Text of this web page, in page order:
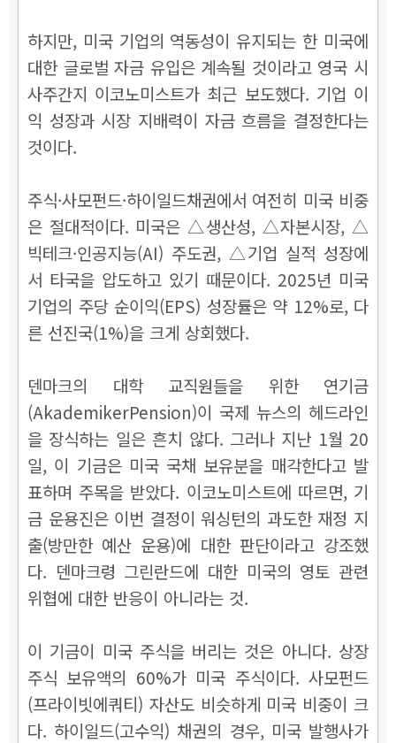
하지만, 미국 기업의 역동성이 유지되는 한 미국에
대한 글로벌 자금 유입은 계속될 것이라고 영국 시
사주간지 이코노미스트가 최근 보도했다. 기업 이
익 성장과 시장 지배력이 자금 흐름을 결정한다는
것이다.
주식·사모펀드·하이일드채권에서 여전히 미국 비중
은 절대적이다. 미국은 △생산성, △자본시장, △
빅테크·인공지능(AI) 주도권, △기업 실적 성장에
서 타국을 압도하고 있기 때문이다. 2025년 미국
기업의 주당 순이익(EPS) 성장률은 약 12%로, 다
른 선진국(1%)을 크게 상회했다.
덴마크의 대학 교직원들을 위한 연기금
(AkademikerPension)이 국제 뉴스의 헤드라인
을 장식하는 일은 흔치 않다. 그러나 지난 1월 20
일, 이 기금은 미국 국채 보유분을 매각한다고 발
표하며 주목을 받았다. 이코노미스트에 따르면, 기
금 운용진은 이번 결정이 워싱턴의 과도한 재정 지
출(방만한 예산 운용)에 대한 판단이라고 강조했
다. 덴마크령 그린란드에 대한 미국의 영토 관련
위협에 대한 반응이 아니라는 것.
이 기금이 미국 주식을 버리는 것은 아니다. 상장
주식 보유액의 60%가 미국 주식이다. 사모펀드
(프라이빗에쿼티) 자산도 비슷하게 미국 비중이 크
다. 하이일드(고수익) 채권의 경우, 미국 발행사가